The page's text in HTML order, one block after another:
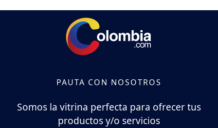
PAUTA CON NOSOTROS
Somos la vitrina perfecta para ofrecer tus
productos y/o servicios